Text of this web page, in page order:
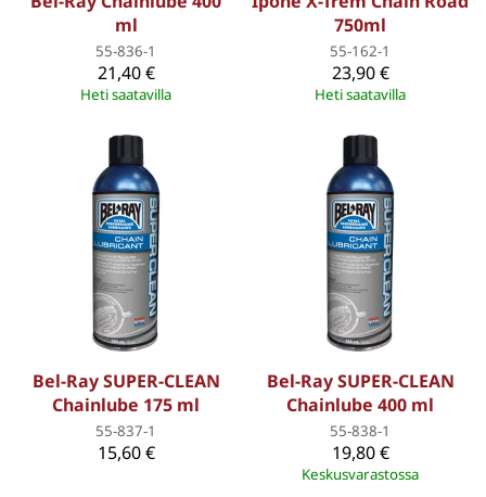
ml
55-836-1
21,40 €
Heti saatavilla
750ml
55-162-1
23,90 €
Heti saatavilla
Bel-Ray SUPER-CLEAN
Chainlube 175 ml
55-837-1
15,60 €
Bel-Ray SUPER-CLEAN
Chainlube 400 ml
55-838-1
19,80 €
Keskusvarastossa